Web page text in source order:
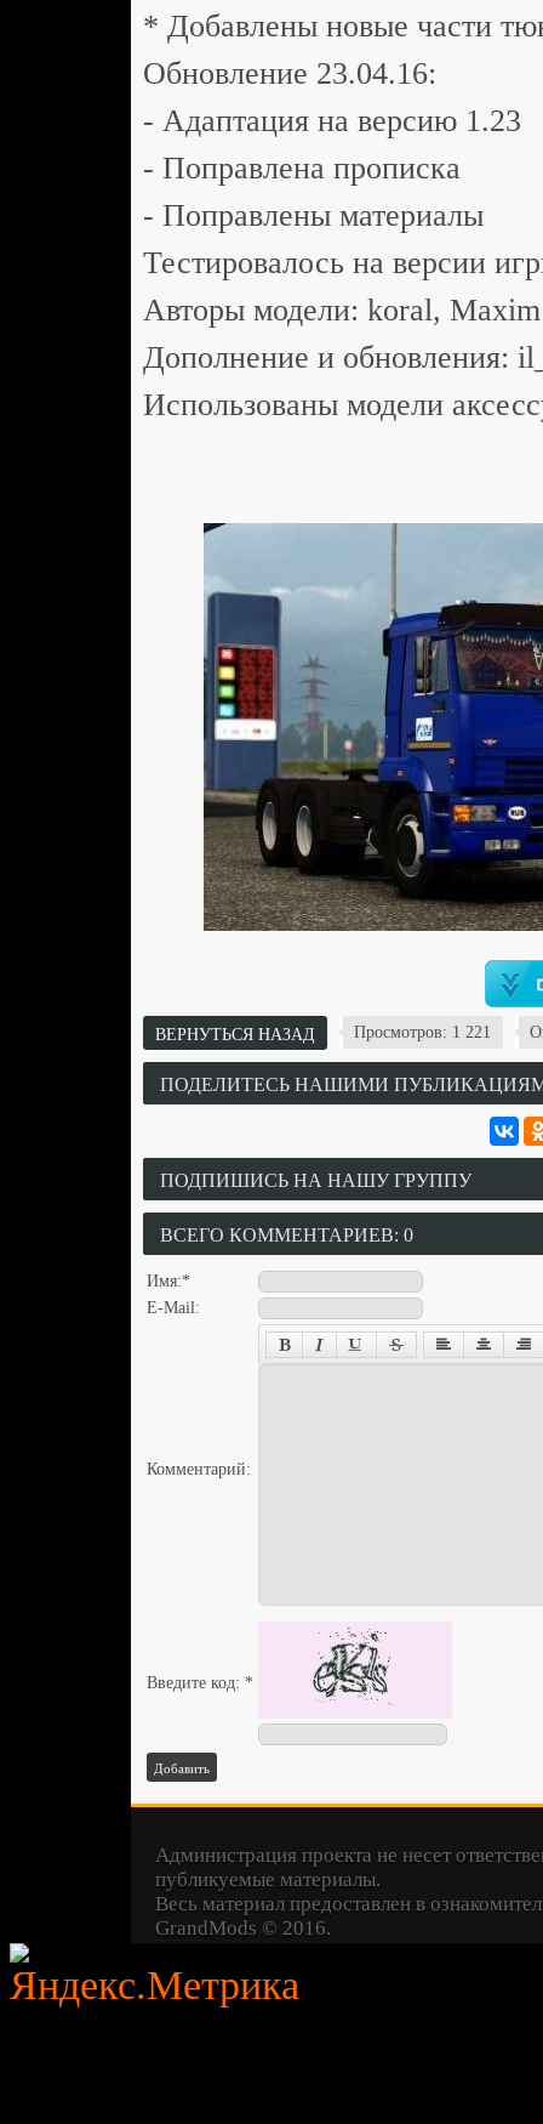
* Добавлены новые части
Обновление 23.04.16:
- Адаптация на версию 1.23
- Поправлена прописка
- Поправлены материалы
Тестировалось на версии
Aвторы модели: koral,
Дополнение и обновления:
Использованы модели
ВЕРНУТЬСЯ НАЗАД Просмотров: 1 221
ПОДЕЛИТЕСЬ НАШИМИ
ПОДПИШИСЬ НА НАШУ ГРУППУ
ВСЕГО КОММЕНТАРИЕВ: 0
Имя:*
E-Mail:
Комментарий:
Введите код: *
Добавить
Администрация проекта не несет
публикуемые материалы.
Весь материал предоставлен в
GrandMods © 2016.